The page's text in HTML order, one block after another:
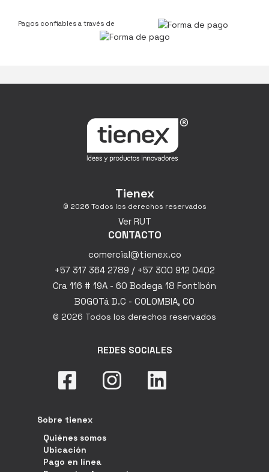
Pagos confiables a través de
Tienex
© 2026 Todos los derechos reservados
Ver RUT
CONTACTO
comercial@tienex.co
+57 317 364 2789 / +57 300 912 0402
Cra 116 # 19A - 60 Bodega 18 Fontibón
BOGOTá D.C - COLOMBIA, CO
© 2026 Todos los derechos reservados
REDES SOCIALES
Sobre tienex
Quiénes somos
Ubicación
Pago en línea